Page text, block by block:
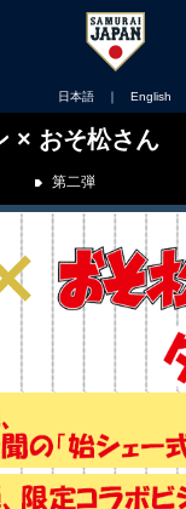
日本語 ｜ English
× おそ松さん
第二弾